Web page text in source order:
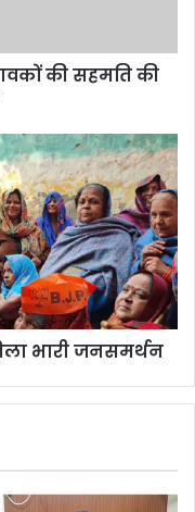
की सहमति की
भारी जनसमर्थन